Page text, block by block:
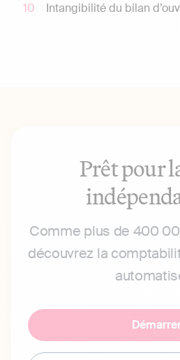
Intangibilité du bilan
Prêt pour
Comme plus de 400
découvrez la